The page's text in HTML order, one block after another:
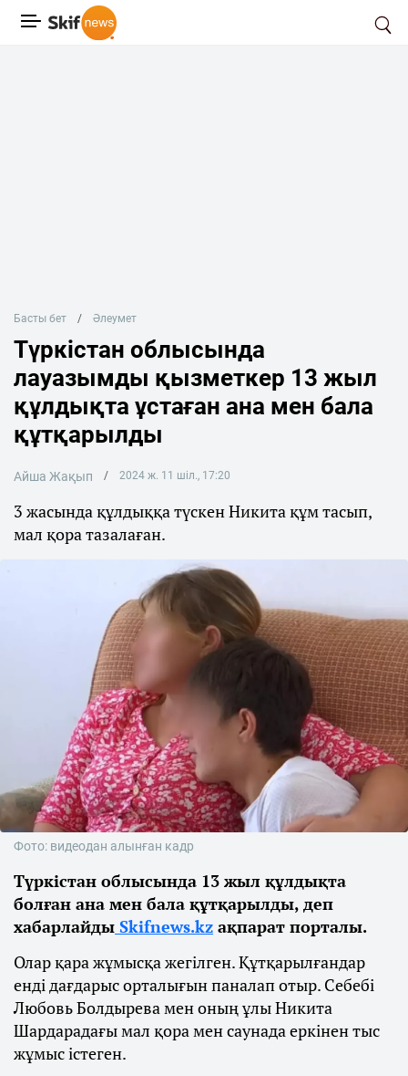
Басты бет Әлеумет
Түркістан облысында
лауазымды қызметкер 13 жыл
құлдықта ұстаған ана мен бала
құтқарылды
Айша Жақып 2024 ж. 11 шіл., 17:20
3 жасында құлдыққа түскен Никита құм тасып,
мал қора тазалаған.
Фото: видеодан алынған кадр
Түркістан облысында 13 жыл құлдықта
болған ана мен бала құтқарылды, деп
хабарлайды Skifnews.kz ақпарат порталы.
Олар қара жұмысқа жегілген. Құтқарылғандар
енді дағдарыс орталығын паналап отыр. Себебі
Любовь Болдырева мен оның ұлы Никита
Шардарадағы мал қора мен саунада еркінен тыс
жұмыс істеген.